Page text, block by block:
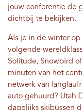
jouw conferentie de
dichtbij te bekijken.
Als je in de winter
volgende
Solitude, Snowbird
minuten van het
netwerk van
auto gehuurd? Utah
dagelijks skibussen